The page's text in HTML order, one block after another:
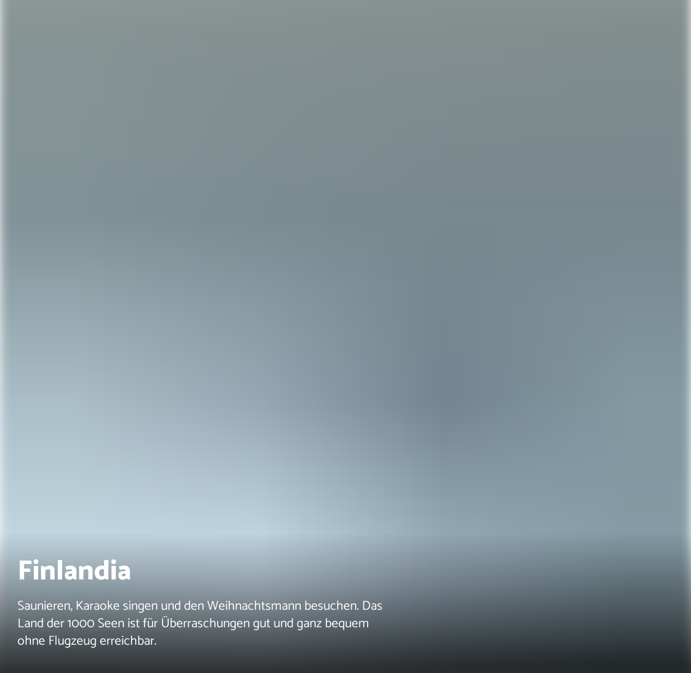
Finlandia
Saunieren, Karaoke singen und den Weihnachtsmann besuchen. Das
Land der 1000 Seen ist für Überraschungen gut und ganz bequem
ohne Flugzeug erreichbar.